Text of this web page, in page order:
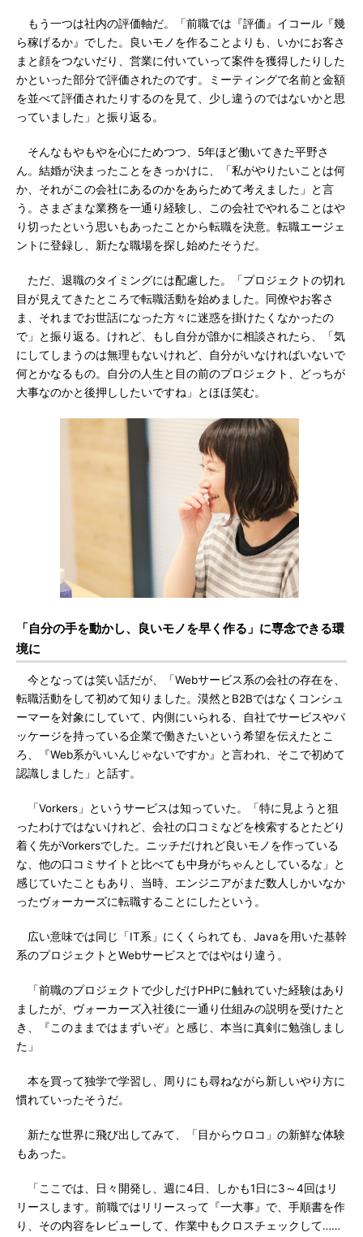
もう一つは社内の評価軸だ。「前職では『評価』イコール『幾
ら稼げるか』でした。良いモノを作ることよりも、いかにお客さ
まと顔をつないだり、営業に付いていって案件を獲得したりした
かといった部分で評価されたのです。ミーティングで名前と金額
を並べて評価されたりするのを見て、少し違うのではないかと思
っていました」と振り返る。
そんなもやもやを心にためつつ、5年ほど働いてきた平野さ
ん。結婚が決まったことをきっかけに、「私がやりたいことは何
か、それがこの会社にあるのかをあらためて考えました」と言
う。さまざまな業務を一通り経験し、この会社でやれることはや
り切ったという思いもあったことから転職を決意。転職エージェ
ントに登録し、新たな職場を探し始めたそうだ。
ただ、退職のタイミングには配慮した。「プロジェクトの切れ
目が見えてきたところで転職活動を始めました。同僚やお客さ
ま、それまでお世話になった方々に迷惑を掛けたくなかったの
で」と振り返る。けれど、もし自分が誰かに相談されたら、「気
にしてしまうのは無理もないけれど、自分がいなければいないで
何とかなるもの。自分の人生と目の前のプロジェクト、どっちが
大事なのかと後押ししたいですね」とほほ笑む。
「自分の手を動かし、良いモノを早く作る」に専念できる環
境に
今となっては笑い話だが、「Webサービス系の会社の存在を、
転職活動をして初めて知りました。漠然とB2Bではなくコンシュ
ーマーを対象にしていて、内側にいられる、自社でサービスやパ
ッケージを持っている企業で働きたいという希望を伝えたとこ
ろ、『Web系がいいんじゃないですか』と言われ、そこで初めて
認識しました」と話す。
「Vorkers」というサービスは知っていた。「特に見ようと狙
ったわけではないけれど、会社の口コミなどを検索するとたどり
着く先がVorkersでした。ニッチだけれど良いモノを作っている
な、他の口コミサイトと比べても中身がちゃんとしているな」と
感じていたこともあり、当時、エンジニアがまだ数人しかいなか
ったヴォーカーズに転職することにしたという。
広い意味では同じ「IT系」にくくられても、Javaを用いた基幹
系のプロジェクトとWebサービスとではやはり違う。
「前職のプロジェクトで少しだけPHPに触れていた経験はあり
ましたが、ヴォーカーズ入社後に一通り仕組みの説明を受けたと
き、『このままではまずいぞ』と感じ、本当に真剣に勉強しまし
た」
本を買って独学で学習し、周りにも尋ねながら新しいやり方に
慣れていったそうだ。
新たな世界に飛び出してみて、「目からウロコ」の新鮮な体験
もあった。
「ここでは、日々開発し、週に4日、しかも1日に3～4回はリ
リースします。前職ではリリースって『一大事』で、手順書を作
り、その内容をレビューして、作業中もクロスチェックして……